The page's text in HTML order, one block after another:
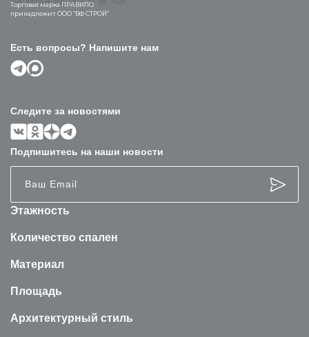
Торговая марка ПРАВИЛО
принадлежит ООО “ВФ СТРОЙ”
Есть вопросы? Напишите нам
Следите за новостями
Подпишитесь на наши новости
Этажность
Количество спален
Материал
Площадь
Архитектурный стиль